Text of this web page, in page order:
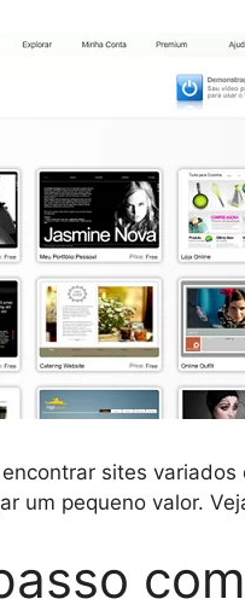
sites
um pequeno valor.